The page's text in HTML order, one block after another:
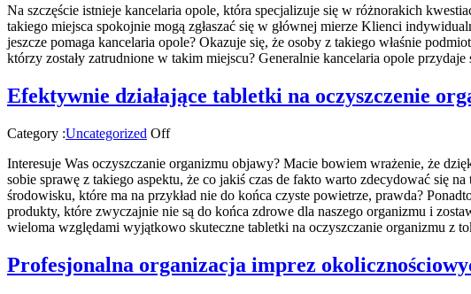
Na szczęście istnieje kancelaria opole, która specjalizuje się w różnorakich
takiego miejsca spokojnie mogą zgłaszać się w głównej mierze Klienci
jeszcze pomaga kancelaria opole? Okazuje się, że osoby z takiego właśnie
którzy zostały zatrudnione w takim miejscu? Generalnie kancelaria opole
Efektywnie działające tabletki na oczyszczenie
Category :Uncategorized Off
Interesuje Was oczyszczanie organizmu objawy? Macie bowiem wrażenie, że
sobie sprawę z takiego aspektu, że co jakiś czas de fakto warto zdecydować się
środowisku, które ma na przykład nie do końca czyste powietrze, prawda?
produkty, które zwyczajnie nie są do końca zdrowe dla naszego organizmu i
wieloma względami wyjątkowo skuteczne tabletki na oczyszczanie organizmu z
Profesjonalna organizacja imprez